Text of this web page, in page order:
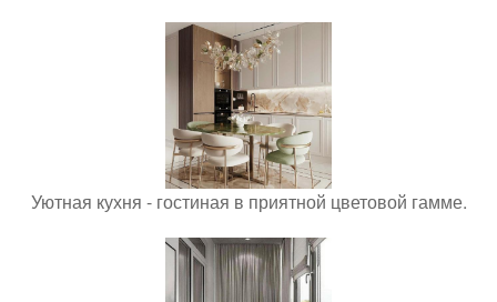
Уютная кухня - гостиная в приятной цветовой гамме.